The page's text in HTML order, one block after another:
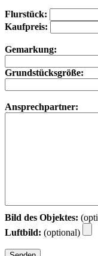
Flurstück:
Kaufpreis:
Gemarkung:
Grundstücksgröße:
Ansprechpartner:
Bild des Objektes:
Luftbild: (optional)